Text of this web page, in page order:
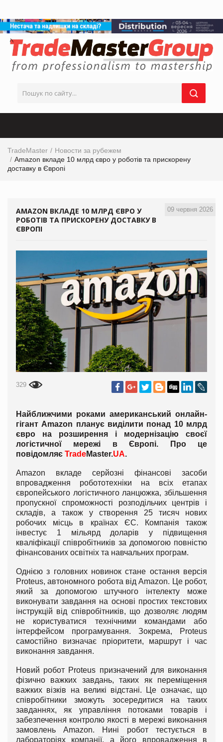
TradeMaster
Новости за рубежем
Amazon вкладе 10 млрд євро у роботів та прискорену
доставку в Європі
09 червня 2026
AMAZON ВКЛАДЕ 10 МЛРД ЄВРО У
РОБОТІВ ТА ПРИСКОРЕНУ ДОСТАВКУ В
ЄВРОПІ
329
Найближчими роками американський онлайн-
гігант Amazon планує виділити понад 10 млрд
євро на розширення і модернізацію своєї
логістичної мережі в Європі. Про це
повідомляє TradeMaster.UA.
Amazon вкладе серйозні фінансові засоби
впровадження робототехніки на всіх етапах
європейського логістичного ланцюжка, збільшення
пропускної спроможності розподільчих центрів і
складів, а також у створення 25 тисяч нових
робочих місць в країнах ЄС. Компанія також
інвестує 1 мільярд доларів у підвищення
кваліфікації співробітників за допомогою повністю
фінансованих освітніх та навчальних програм.
Однією з головних новинок стане остання версія
Proteus, автономного робота від Amazon. Це робот,
який за допомогою штучного інтелекту може
виконувати завдання на основі простих текстових
інструкцій від співробітників, що дозволяє людям
не користуватися технічними командами або
інтерфейсом програмування. Зокрема, Proteus
самостійно визначає пріоритети, маршрут і час
виконання завдання.
Новий робот Proteus призначений для виконання
фізично важких завдань, таких як переміщення
важких візків на великі відстані. Це означає, що
співробітники зможуть зосередитися на таких
завданнях, як управління потоками товарів і
забезпечення контролю якості в мережі виконання
замовлень Amazon. Нині робот тестується в
лабораторіях компанії, а його впровадження в